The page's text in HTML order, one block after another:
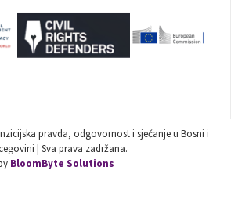
pravda, odgovornost i sjećanje u Bosni i
| Sva prava zadržana.
BloomByte Solutions